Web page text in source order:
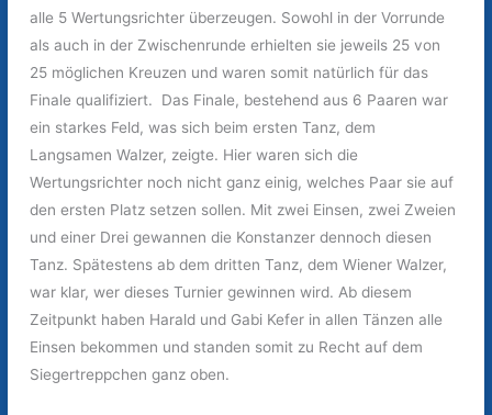
alle 5 Wertungsrichter überzeugen. Sowohl in der Vorrunde
als auch in der Zwischenrunde erhielten sie jeweils 25 von
25 möglichen Kreuzen und waren somit natürlich für das
Finale qualifiziert. Das Finale, bestehend aus 6 Paaren war
ein starkes Feld, was sich beim ersten Tanz, dem
Langsamen Walzer, zeigte. Hier waren sich die
Wertungsrichter noch nicht ganz einig, welches Paar sie auf
den ersten Platz setzen sollen. Mit zwei Einsen, zwei Zweien
und einer Drei gewannen die Konstanzer dennoch diesen
Tanz. Spätestens ab dem dritten Tanz, dem Wiener Walzer,
war klar, wer dieses Turnier gewinnen wird. Ab diesem
Zeitpunkt haben Harald und Gabi Kefer in allen Tänzen alle
Einsen bekommen und standen somit zu Recht auf dem
Siegertreppchen ganz oben.